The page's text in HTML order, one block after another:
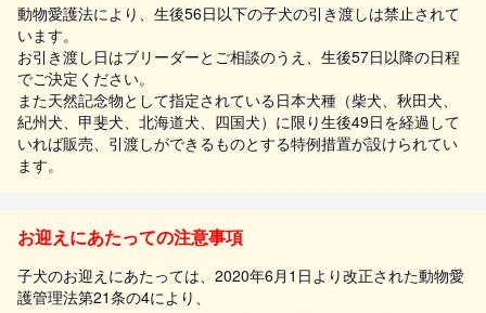
動物愛護法により、生後56日以下の子犬の引き渡しは禁止されて
います。
お引き渡し日はブリーダーとご相談のうえ、生後57日以降の日程
でご決定ください。
また天然記念物として指定されている日本犬種（柴犬、秋田犬、
紀州犬、甲斐犬、北海道犬、四国犬）に限り生後49日を経過して
いれば販売、引渡しができるものとする特例措置が設けられてい
ます。
お迎えにあたっての注意事項
子犬のお迎えにあたっては、2020年6月1日より改正された動物愛
護管理法第21条の4により、